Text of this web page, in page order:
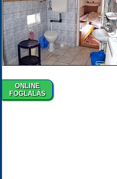
ONLINE
FOGLALÁS